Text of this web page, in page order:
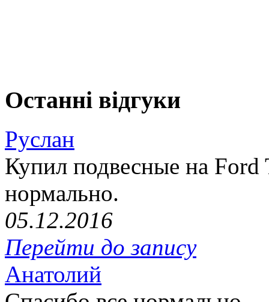
Останні відгуки
Руслан
Купил подвесные на Ford
нормально.
05.12.2016
Перейти до запису
Анатолий